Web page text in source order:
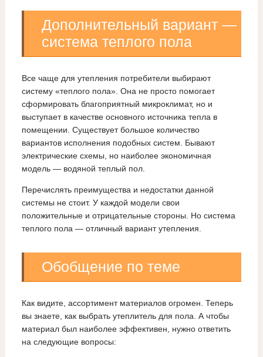
Дополнительный вариант —
система теплого пола
Все чаще для утепления потребители выбирают
систему «теплого пола». Она не просто помогает
сформировать благоприятный микроклимат, но и
выступает в качестве основного источника тепла в
помещении. Существует большое количество
вариантов исполнения подобных систем. Бывают
электрические схемы, но наиболее экономичная
модель — водяной теплый пол.
Перечислять преимущества и недостатки данной
системы не стоит. У каждой модели свои
положительные и отрицательные стороны. Но система
теплого пола — отличный вариант утепления.
Обобщение по теме
Как видите, ассортимент материалов огромен. Теперь
вы знаете, как выбрать утеплитель для пола. А чтобы
материал был наиболее эффективен, нужно ответить
на следующие вопросы: